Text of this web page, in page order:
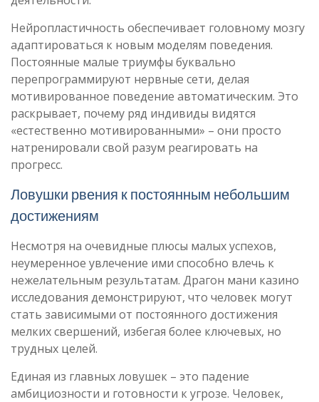
Нейропластичность обеспечивает головному мозгу
адаптироваться к новым моделям поведения.
Постоянные малые триумфы буквально
перепрограммируют нервные сети, делая
мотивированное поведение автоматическим. Это
раскрывает, почему ряд индивиды видятся
«естественно мотивированными» – они просто
натренировали свой разум реагировать на
прогресс.
Ловушки рвения к постоянным небольшим
достижениям
Несмотря на очевидные плюсы малых успехов,
неумеренное увлечение ими способно влечь к
нежелательным результатам. Драгон мани казино
исследования демонстрируют, что человек могут
стать зависимыми от постоянного достижения
мелких свершений, избегая более ключевых, но
трудных целей.
Единая из главных ловушек – это падение
амбициозности и готовности к угрозе. Человек,